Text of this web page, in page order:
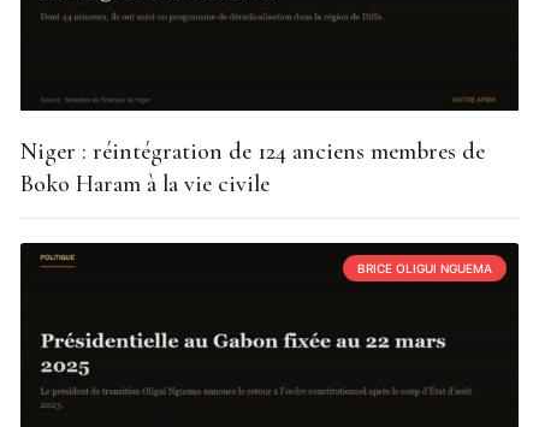
Niger : réintégration de 124 anciens membres de
Boko Haram à la vie civile
BRICE OLIGUI NGUEMA